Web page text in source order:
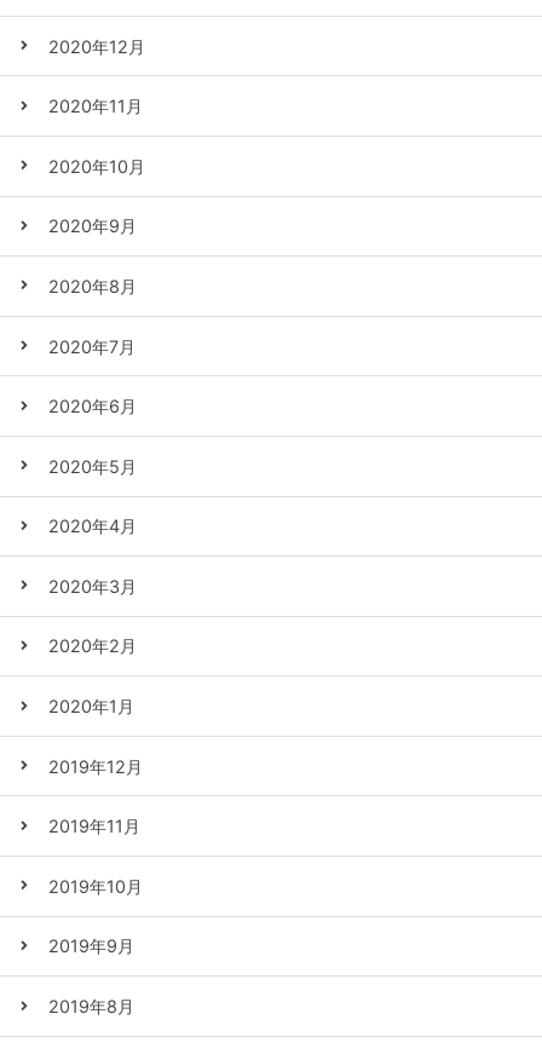
2020年12月
2020年11月
2020年10月
2020年9月
2020年8月
2020年7月
2020年6月
2020年5月
2020年4月
2020年3月
2020年2月
2020年1月
2019年12月
2019年11月
2019年10月
2019年9月
2019年8月